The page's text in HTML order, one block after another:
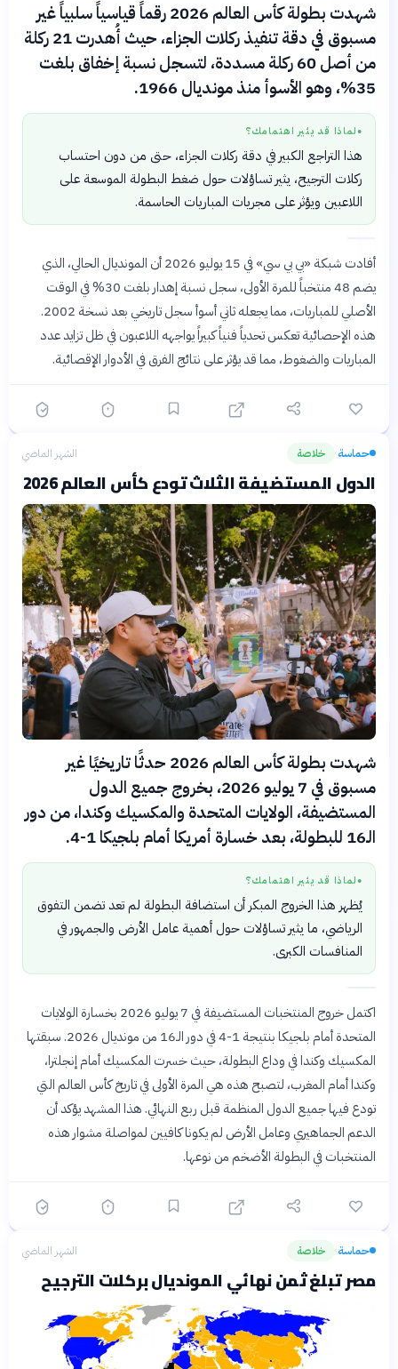
شهدت بطولة كأس العالم 2026 رقماً قياسياً سلبياً غير
مسبوق في دقة تنفيذ ركلات الجزاء، حيث أُهدرت 21 ركلة
من أصل 60 ركلة مسددة، لتسجل نسبة إخفاق بلغت
35%، وهو الأسوأ منذ مونديال 1966.
● لماذا قد يثير اهتمامك؟
هذا التراجع الكبير في دقة ركلات الجزاء، حتى من دون احتساب
ركلات الترجيح، يثير تساؤلات حول ضغط البطولة الموسعة على
اللاعبين ويؤثر على مجريات المباريات الحاسمة.
أفادت شبكة «بي بي سي» في 15 يوليو 2026 أن المونديال الحالي، الذي
يضم 48 منتخباً للمرة الأولى، سجل نسبة إهدار بلغت 30% في الوقت
الأصلي للمباريات، مما يجعله ثاني أسوأ سجل تاريخي بعد نسخة 2002.
هذه الإحصائية تعكس تحدياً فنياً كبيراً يواجهه اللاعبون في ظل تزايد عدد
المباريات والضغوط، مما قد يؤثر على نتائج الفرق في الأدوار الإقصائية.
حماسة› خلاصة الشهر الماضي
الدول المستضيفة الثلاث تودع كأس العالم 2026
شهدت بطولة كأس العالم 2026 حدثًا تاريخيًا غير
مسبوق في 7 يوليو 2026، بخروج جميع الدول
المستضيفة، الولايات المتحدة والمكسيك وكندا، من دور
الـ16 للبطولة، بعد خسارة أمريكا أمام بلجيكا 1-4.
● لماذا قد يثير اهتمامك؟
يُظهر هذا الخروج المبكر أن استضافة البطولة لم تعد تضمن التفوق
الرياضي، ما يثير تساؤلات حول أهمية عامل الأرض والجمهور في
المنافسات الكبرى.
اكتمل خروج المنتخبات المستضيفة في 7 يوليو 2026 بخسارة الولايات
المتحدة أمام بلجيكا بنتيجة 1-4 في دور الـ16 من مونديال 2026. سبقتها
المكسيك وكندا في وداع البطولة، حيث خسرت المكسيك أمام إنجلترا،
وكندا أمام المغرب، لتصبح هذه هي المرة الأولى في تاريخ كأس العالم التي
تودع فيها جميع الدول المنظمة قبل ربع النهائي. هذا المشهد يؤكد أن
الدعم الجماهيري وعامل الأرض لم يكونا كافيين لمواصلة مشوار هذه
المنتخبات في البطولة الأضخم من نوعها.
حماسة› خلاصة الشهر الماضي
مصر تبلغ ثمن نهائي المونديال بركلات الترجيح